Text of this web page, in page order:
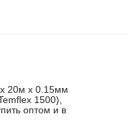
20м х 0.15мм
1500),
оптом и в